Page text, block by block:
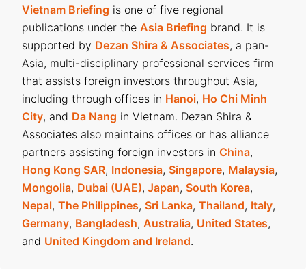
Vietnam Briefing is one of five regional
publications under the Asia Briefing brand. It is
supported by Dezan Shira & Associates, a pan-
Asia, multi-disciplinary professional services firm
that assists foreign investors throughout Asia,
including through offices in Hanoi, Ho Chi Minh
City, and Da Nang in Vietnam. Dezan Shira &
Associates also maintains offices or has alliance
partners assisting foreign investors in China,
Hong Kong SAR, Indonesia, Singapore, Malaysia,
Mongolia, Dubai (UAE), Japan, South Korea,
Nepal, The Philippines, Sri Lanka, Thailand, Italy,
Germany, Bangladesh, Australia, United States,
and United Kingdom and Ireland.